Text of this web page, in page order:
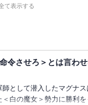
ず・・・!?調略と暗躍で
て表示する
令させろ＞とは言わ
として潜入したマグナ
白の魔女＞勢力に勝利を